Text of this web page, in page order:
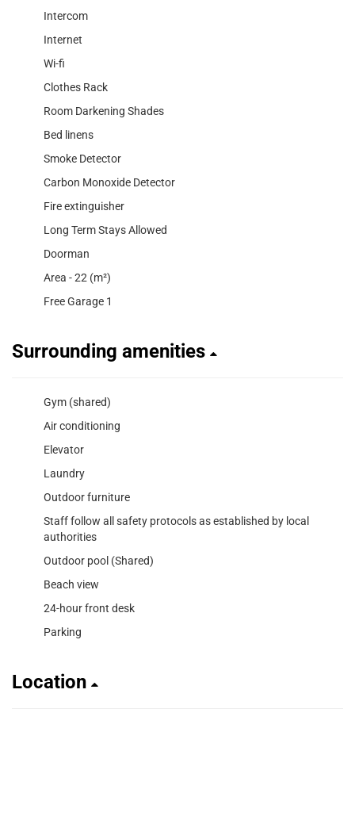
Intercom
Internet
Wi-fi
Clothes Rack
Room Darkening Shades
Bed linens
Smoke Detector
Carbon Monoxide Detector
Fire extinguisher
Long Term Stays Allowed
Doorman
Area - 22 (m²)
Free Garage 1
Surrounding amenities
Gym (shared)
Air conditioning
Elevator
Laundry
Outdoor furniture
Staff follow all safety protocols as established by local
authorities
Outdoor pool (Shared)
Beach view
24-hour front desk
Parking
Location